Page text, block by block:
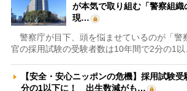
が本気で取り組む「警察組
現…
警察庁が目下、頭を悩ませているのが「警
官の採用試験の受験者数は10年間で2分の1
【安全・安心ニッポンの危機】採用試験
分の1以下に！ 出生数減がも…